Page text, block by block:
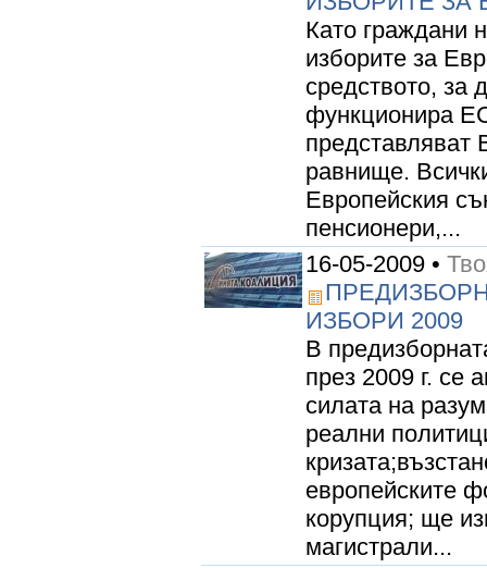
Като граждани
изборите за
средството, за
функционира
представляват
равнище.
Европейския
пенсионери,...
16-05-2009 •
ИЗБОРИ 2009
В
през 2009 г. се
силата на
реални
европейските
корупция; ще
магистрали...